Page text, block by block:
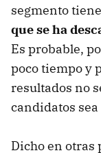
segmento tiene
que se ha
Es probable,
poco tiempo y
resultados no
candidatos
Dicho en otras